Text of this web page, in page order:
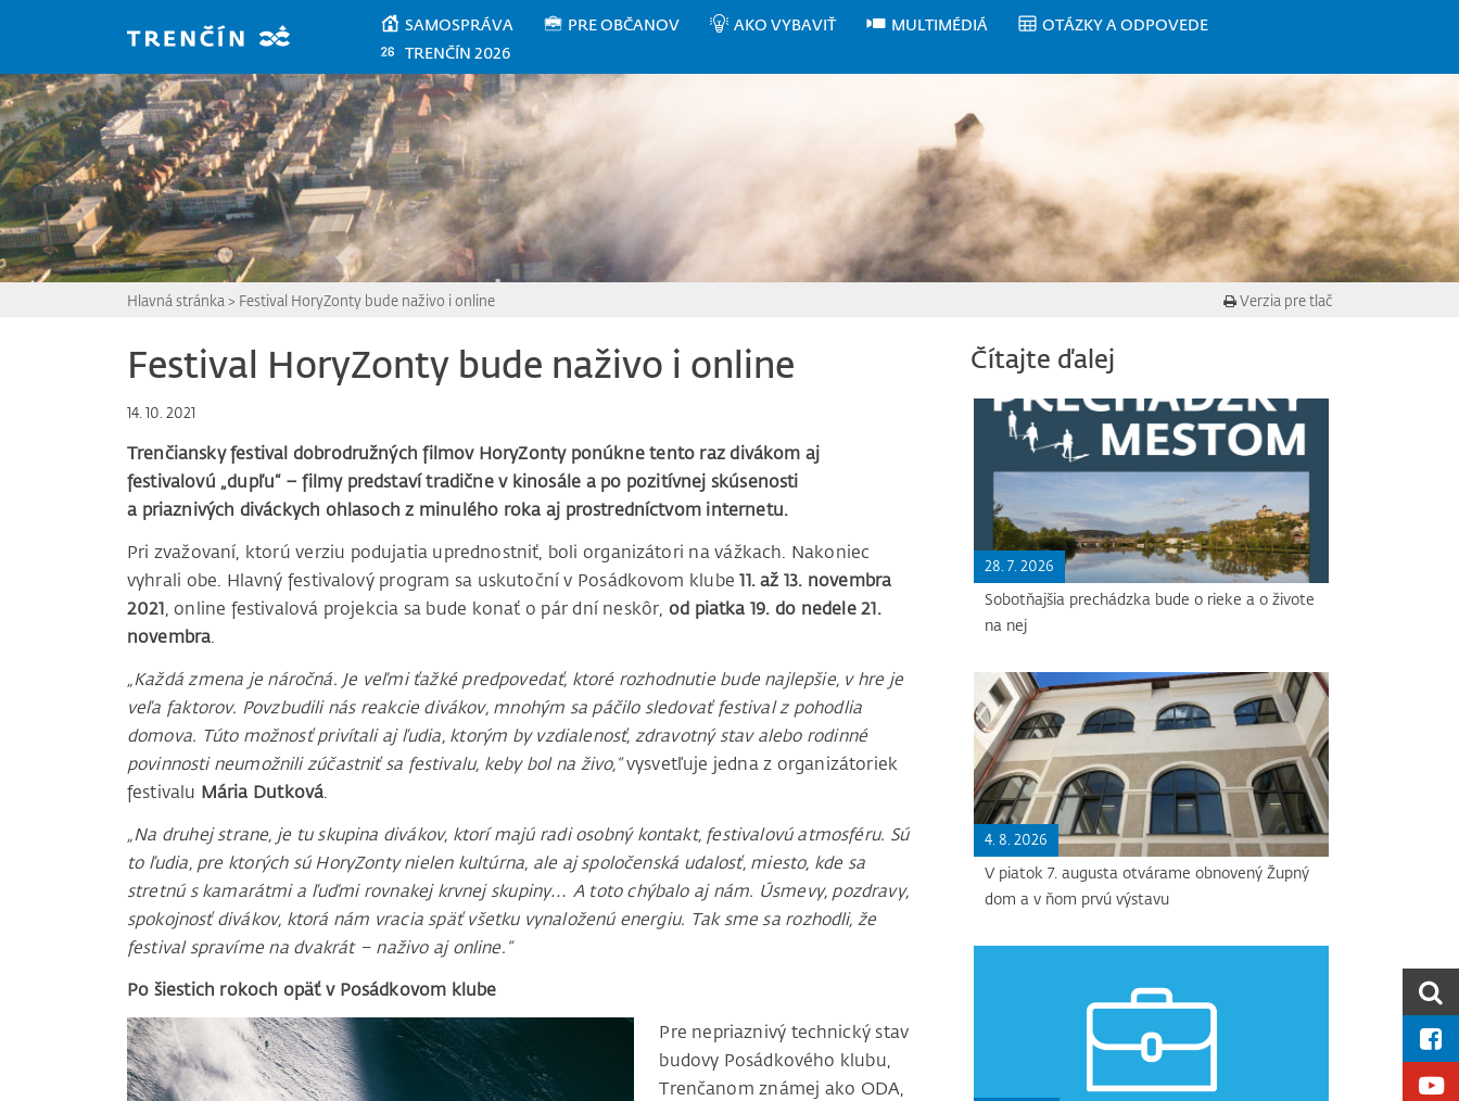
SAMOSPRÁVA PRE OBČANOV AKO VYBAVIŤ MULTIMÉDIÁ
OTÁZKY A ODPOVEDE
TRENČÍN 2026
Hlavná stránka > Festival HoryZonty bude naživo i online Verzia pre tlač
Festival HoryZonty bude naživo i online
14. 10. 2021
Trenčiansky festival dobrodružných filmov HoryZonty ponúkne tento raz divákom aj
festivalovú „dupľu“ – filmy predstaví tradične v kinosále a po pozitívnej skúsenosti
a priaznivých diváckych ohlasoch z minulého roka aj prostredníctvom internetu.
Pri zvažovaní, ktorú verziu podujatia uprednostniť, boli organizátori na vážkach. Nakoniec
vyhrali obe. Hlavný festivalový program sa uskutoční v Posádkovom klube11. až 13. novembra
2021, online festivalová projekcia sa bude konať o pár dní neskôr, od piatka 19. do nedele 21.
novembra.
„Každá zmena je náročná. Je veľmi ťažké predpovedať, ktoré rozhodnutie bude najlepšie, v hre je
veľa faktorov. Povzbudili nás reakcie divákov, mnohým sa páčilo sledovať festival z pohodlia
domova. Túto možnosť privítali aj ľudia, ktorým by vzdialenosť, zdravotný stav alebo rodinné
povinnosti neumožnili zúčastniť sa festivalu, keby bol na živo,“vysvetľuje jedna z organizátoriek
festivalu Mária Dutková.
„Na druhej strane, je tu skupina divákov, ktorí majú radi osobný kontakt, festivalovú atmosféru. Sú
to ľudia, pre ktorých sú HoryZonty nielen kultúrna, ale aj spoločenská udalosť, miesto, kde sa
stretnú s kamarátmi a ľuďmi rovnakej krvnej skupiny… A toto chýbalo aj nám. Úsmevy, pozdravy,
spokojnosť divákov, ktorá nám vracia späť všetku vynaloženú energiu. Tak sme sa rozhodli, že
festival spravíme na dvakrát – naživo aj online.“
Po šiestich rokoch opäť v Posádkovom klube
Pre nepriaznivý technický stav
budovy Posádkového klubu,
Trenčanom známej ako ODA,
Čítajte ďalej
28. 7. 2026
Sobotňajšia prechádzka bude o rieke a o živote
na nej
4. 8. 2026
V piatok 7. augusta otvárame obnovený Župný
dom a v ňom prvú výstavu